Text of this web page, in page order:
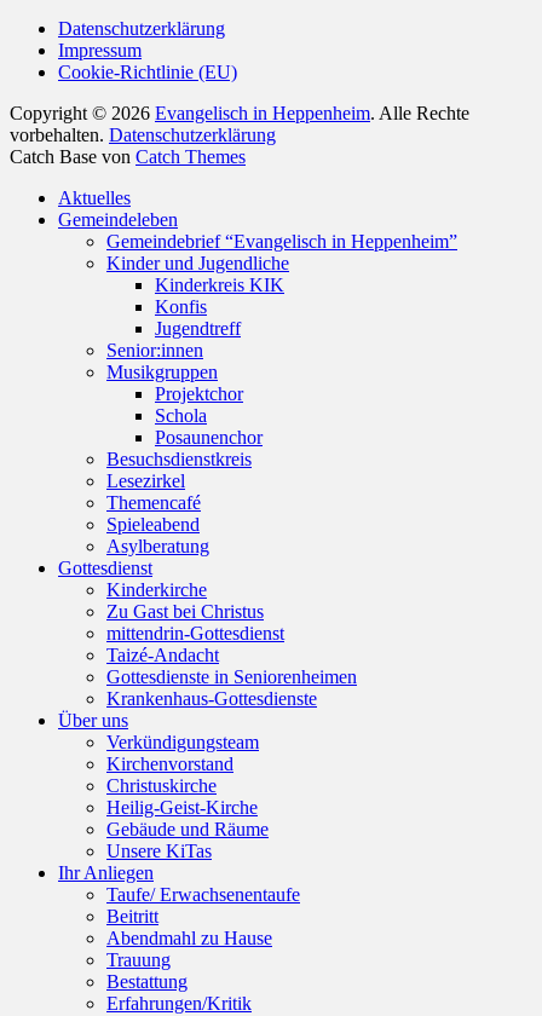
Datenschutzerklärung
Impressum
Cookie-Richtlinie (EU)
Copyright © 2026 Evangelisch in Heppenheim. Alle Rechte
vorbehalten. Datenschutzerklärung
Catch Base von Catch Themes
oben
scrollen
Aktuelles
Gemeindeleben
Gemeindebrief “Evangelisch in Heppenheim”
Kinder und Jugendliche
Kinderkreis KIK
Konfis
Jugendtreff
Senior:innen
Musikgruppen
Projektchor
Schola
Posaunenchor
Besuchsdienstkreis
Lesezirkel
Themencafé
Spieleabend
Asylberatung
Gottesdienst
Kinderkirche
Zu Gast bei Christus
mittendrin-Gottesdienst
Taizé-Andacht
Gottesdienste in Seniorenheimen
Krankenhaus-Gottesdienste
Über uns
Verkündigungsteam
Kirchenvorstand
Christuskirche
Heilig-Geist-Kirche
Gebäude und Räume
Unsere KiTas
Ihr Anliegen
Taufe/ Erwachsenentaufe
Beitritt
Abendmahl zu Hause
Trauung
Bestattung
Erfahrungen/Kritik